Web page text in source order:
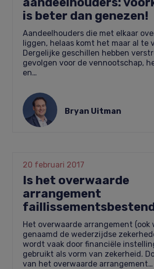
is beter dan genezen!
Aandeelhouders die met elkaar
liggen, helaas komt het maar al te
Dergelijke geschillen hebben
gevolgen voor de vennootschap,
en…
Bryan Uitman
20 februari 2017
Is het overwaarde
arrangement
Het overwaarde arrangement (ook
genaamd de wederzijdse
wordt vaak door financiële
gebruikt als vorm van zekerheid.
van het overwaarde arrangement…